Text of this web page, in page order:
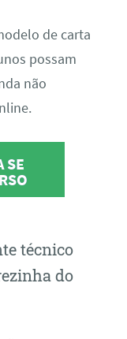
de carta
possam
não
SE
técnico
do